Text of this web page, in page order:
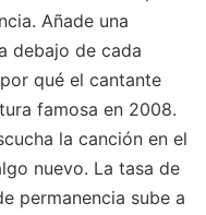
Añade una
debajo de cada
qué el cantante
famosa en 2008.
la canción en el
nuevo. La tasa de
permanencia sube a